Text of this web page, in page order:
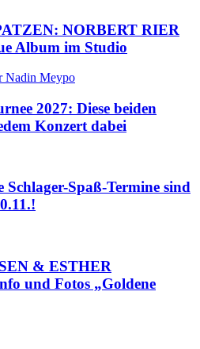
NORBERT RIER
Album im Studio
2027: Diese beiden
Konzert dabei
Spaß-Termine sind
& ESTHER
und Fotos „Goldene